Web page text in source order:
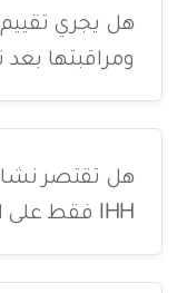
هل يجري تقييم
ومراقبتها بعد
هل تقتصر
IHH فقط على المناطق خارج تركيا؟